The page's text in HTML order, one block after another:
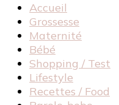
Accueil
Grossesse
Maternité
Bébé
Shopping / Test
Lifestyle
Recettes / Food